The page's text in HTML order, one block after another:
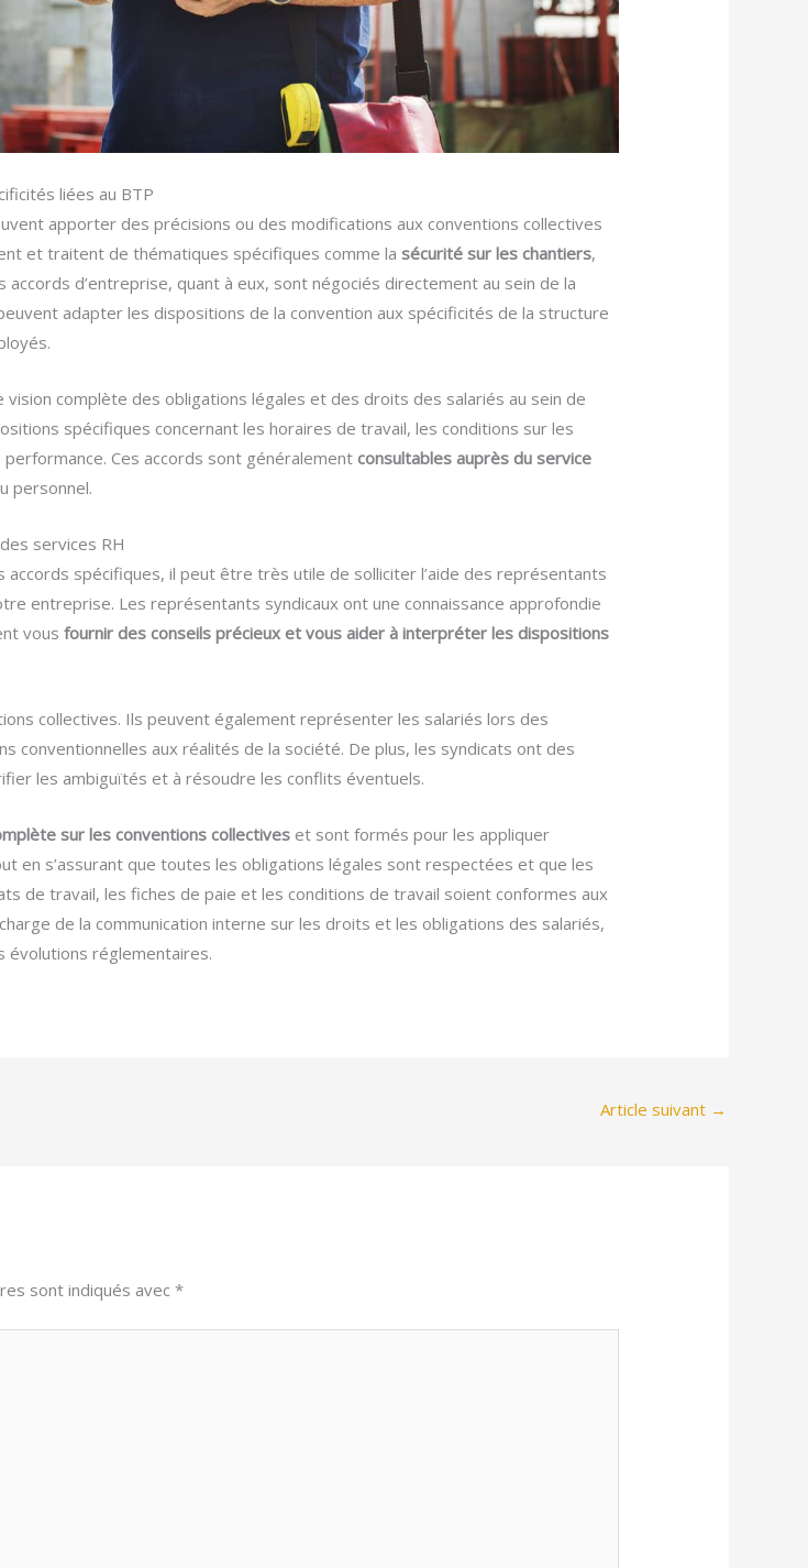
liées au BTP
apporter des précisions ou des modifications aux conventions collectives
et traitent de thématiques spécifiques comme lasécurité sur les chantiers,
d’entreprise, quant à eux, sont négociés directement au sein de la
adapter les dispositions de la convention aux spécificités de la structure
complète des obligations légales et des droits des salariés au sein de
spécifiques concernant les horaires de travail, les conditions sur les
Ces accords sont généralementconsultables auprès du service
personnel.
services RH
spécifiques, il peut être très utile de solliciter l’aide des représentants
entreprise. Les représentants syndicaux ont une connaissance approfondie
vousfournir des conseils précieux et vous aider à interpréter les dispositions
collectives. Ils peuvent également représenter les salariés lors des
conventionnelles aux réalités de la société. De plus, les syndicats ont des
les ambiguïtés et à résoudre les conflits éventuels.
sur les conventions collectives et sont formés pour les appliquer
en s’assurant que toutes les obligations légales sont respectées et que les
de travail, les fiches de paie et les conditions de travail soient conformes aux
de la communication interne sur les droits et les obligations des salariés,
évolutions réglementaires.
Article suivant →
sont indiqués avec*